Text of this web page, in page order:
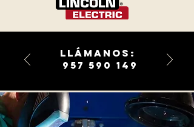
llámanos:
957 590 149